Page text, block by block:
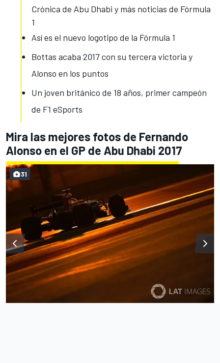
Crónica de Abu Dhabi y más noticias de Fórmula
1
Así es el nuevo logotipo de la Fórmula 1
Bottas acaba 2017 con su tercera victoria y
Alonso en los puntos
Un joven británico de 18 años, primer campeón
de F1 eSports
Mira las mejores fotos de Fernando
Alonso en el GP de Abu Dhabi 2017
31